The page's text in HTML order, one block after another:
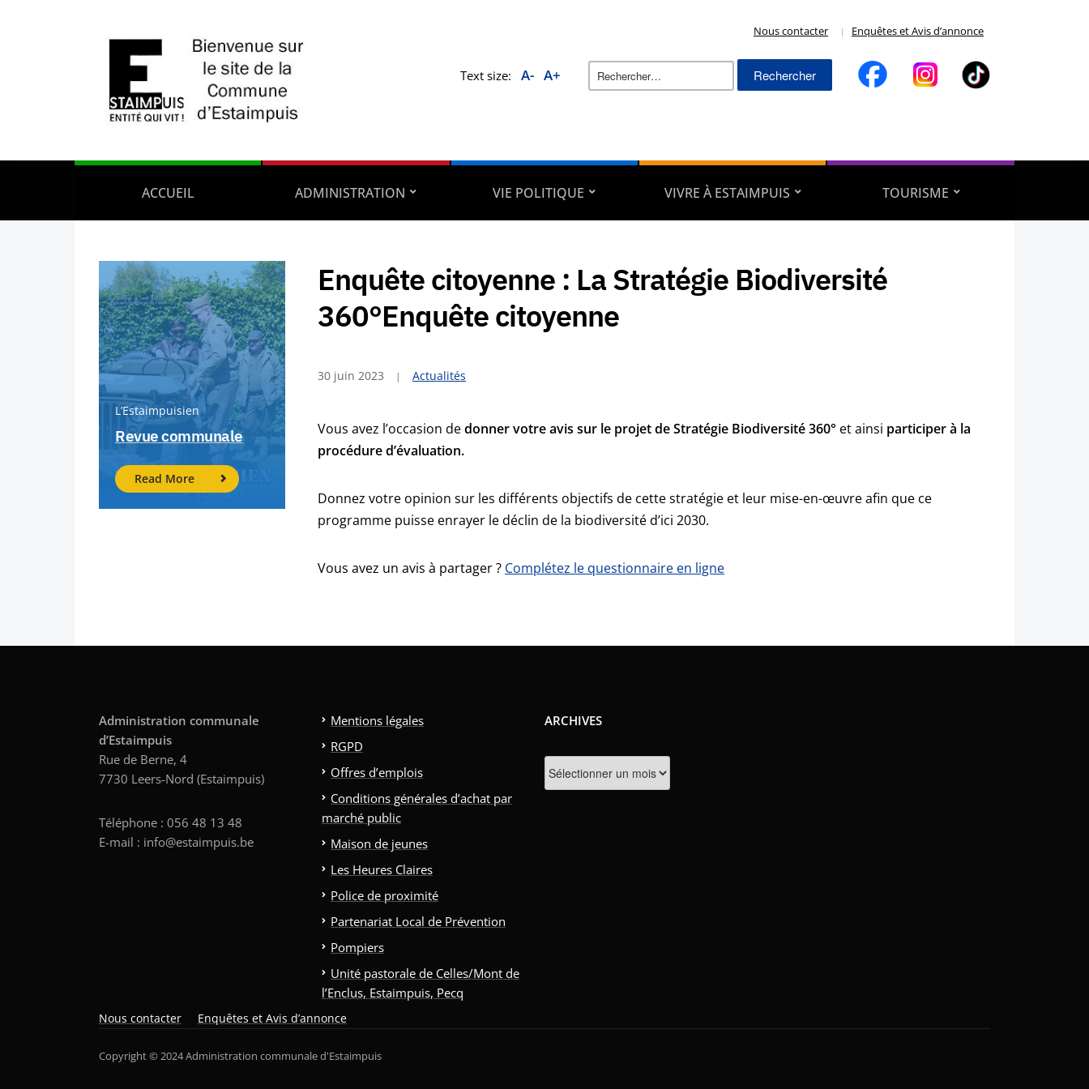
Nous contacter Enquêtes et Avis d’annonce
Text size: A- A+
Rechercher :
ACCUEIL ADMINISTRATION VIE POLITIQUE VIVRE À ESTAIMPUIS TOURISME
L’Estaimpuisien
Revue communale
Read More
Enquête citoyenne : La Stratégie Biodiversité
360°Enquête citoyenne
30 juin 2023 Actualités
Vous avez l’occasion dedonner votre avis sur le projet de Stratégie Biodiversité 360° et ainsi participer à la
procédure d’évaluation.
Donnez votre opinion sur les différents objectifs de cette stratégie et leur mise-en-œuvre afin que ce
programme puisse enrayer le déclin de la biodiversité d’ici 2030.
Vous avez un avis à partager ? Complétez le questionnaire en ligne
Administration communale
d’Estaimpuis
Rue de Berne, 4
7730 Leers-Nord (Estaimpuis)
Téléphone : 056 48 13 48
E-mail : info@estaimpuis.be
Mentions légales
RGPD
Offres d’emplois
Conditions générales d’achat par
marché public
Maison de jeunes
Les Heures Claires
Police de proximité
Partenariat Local de Prévention
Pompiers
Unité pastorale de Celles/Mont de
l’Enclus, Estaimpuis, Pecq
ARCHIVES
Nous contacter Enquêtes et Avis d’annonce
Copyright © 2024 Administration communale d'Estaimpuis